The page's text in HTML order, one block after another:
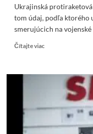
Ukrajinská
tom údaj, podľa ktorého
smerujúcich na vojenské
Čítajte viacRead
Ukrajinská
protiraketová
neexistuje.